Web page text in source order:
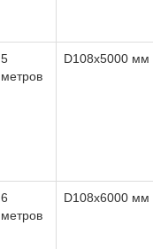
5
метров
D108х5000 мм
6
метров
D108х6000 мм